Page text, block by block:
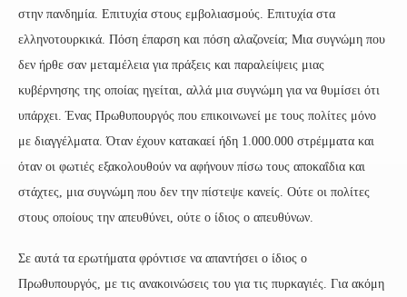
στην πανδημία. Επιτυχία στους εμβολιασμούς. Επιτυχία στα
ελληνοτουρκικά. Πόση έπαρση και πόση αλαζονεία; Μια συγνώμη που
δεν ήρθε σαν μεταμέλεια για πράξεις και παραλείψεις μιας
κυβέρνησης της οποίας ηγείται, αλλά μια συγνώμη για να θυμίσει ότι
υπάρχει. Ένας Πρωθυπουργός που επικοινωνεί με τους πολίτες μόνο
με διαγγέλματα. Όταν έχουν κατακαεί ήδη 1.000.000 στρέμματα και
όταν οι φωτιές εξακολουθούν να αφήνουν πίσω τους αποκαΐδια και
στάχτες, μια συγνώμη που δεν την πίστεψε κανείς. Ούτε οι πολίτες
στους οποίους την απευθύνει, ούτε ο ίδιος ο απευθύνων.
Σε αυτά τα ερωτήματα φρόντισε να απαντήσει ο ίδιος ο
Πρωθυπουργός, με τις ανακοινώσεις του για τις πυρκαγιές. Για ακόμη